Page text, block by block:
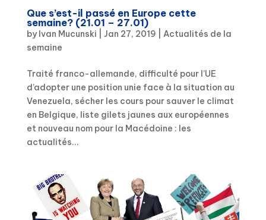
Que s’est-il passé en Europe cette
semaine? (21.01 – 27.01)
by Ivan Mucunski Jan 27, 2019
Actualités de la
semaine
Traité franco-allemande, difficulté pour l’UE
d’adopter une position unie face à la situation au
Venezuela, sécher les cours pour sauver le climat
en Belgique, liste gilets jaunes aux européennes
et nouveau nom pour la Macédoine : les
actualités...